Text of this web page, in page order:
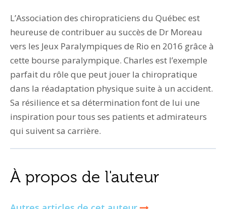
L’Association des chiropraticiens du Québec est
heureuse de contribuer au succès de Dr Moreau
vers les Jeux Paralympiques de Rio en 2016 grâce à
cette bourse paralympique. Charles est l’exemple
parfait du rôle que peut jouer la chiropratique
dans la réadaptation physique suite à un accident.
Sa résilience et sa détermination font de lui une
inspiration pour tous ses patients et admirateurs
qui suivent sa carrière.
À propos de l'auteur